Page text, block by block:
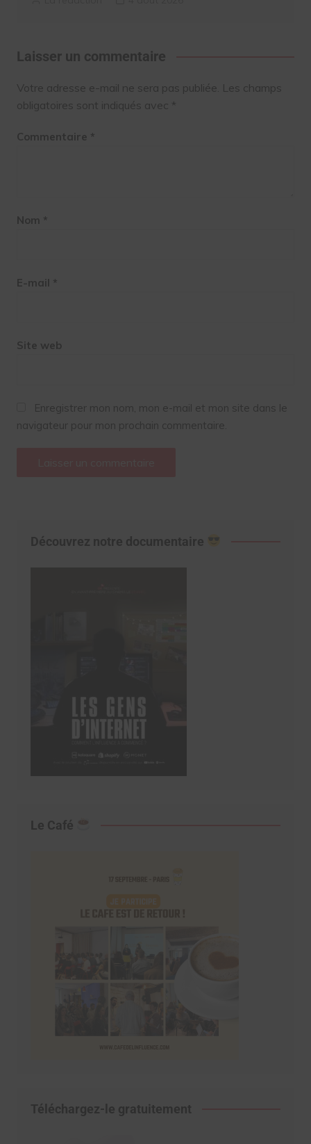
Laisser un commentaire
Votre adresse e-mail ne sera pas publiée. Les champs
obligatoires sont indiqués avec *
Commentaire *
Nom *
E-mail *
Site web
Enregistrer mon nom, mon e-mail et mon site dans le
navigateur pour mon prochain commentaire.
Découvrez notre documentaire
Le Café
Téléchargez-le gratuitement